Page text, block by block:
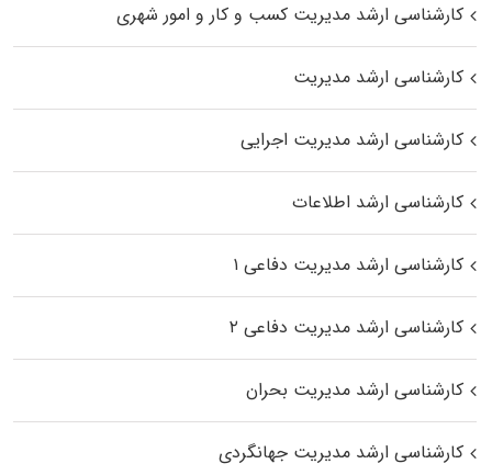
کارشناسی ارشد مدیریت کسب و کار و امور شهری
کارشناسی ارشد مدیریت
کارشناسی ارشد مدیریت اجرایی
کارشناسی ارشد اطلاعات
کارشناسی ارشد مدیریت دفاعی ۱
کارشناسی ارشد مدیریت دفاعی ۲
کارشناسی ارشد مدیریت بحران
کارشناسی ارشد مدیریت جهانگردی